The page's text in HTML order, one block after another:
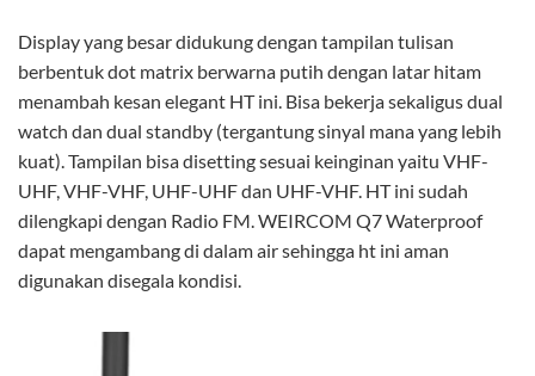
Display yang besar didukung dengan tampilan tulisan
berbentuk dot matrix berwarna putih dengan latar hitam
menambah kesan elegant HT ini. Bisa bekerja sekaligus dual
watch dan dual standby (tergantung sinyal mana yang lebih
kuat). Tampilan bisa disetting sesuai keinginan yaitu VHF-
UHF, VHF-VHF, UHF-UHF dan UHF-VHF. HT ini sudah
dilengkapi dengan Radio FM. WEIRCOM Q7 Waterproof
dapat mengambang di dalam air sehingga ht ini aman
digunakan disegala kondisi.